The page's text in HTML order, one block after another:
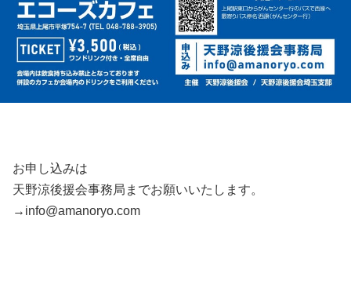
お申し込みは
天野涼後援会事務局までお願いいたします。
→info@amanoryo.com